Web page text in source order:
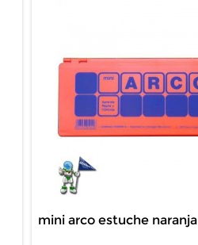
mini arco estuche naranja